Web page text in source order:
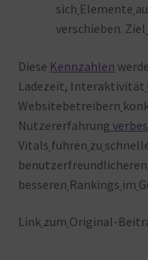
sich Elemente
verschieben. Ziel
Diese Kennzahlen
Ladezeit, Interaktivität
Websitebetreibern
Nutzererfahrung
Vitals führen zu
benutzerfreundlicheren
besseren Rankings im
Link zum Original-